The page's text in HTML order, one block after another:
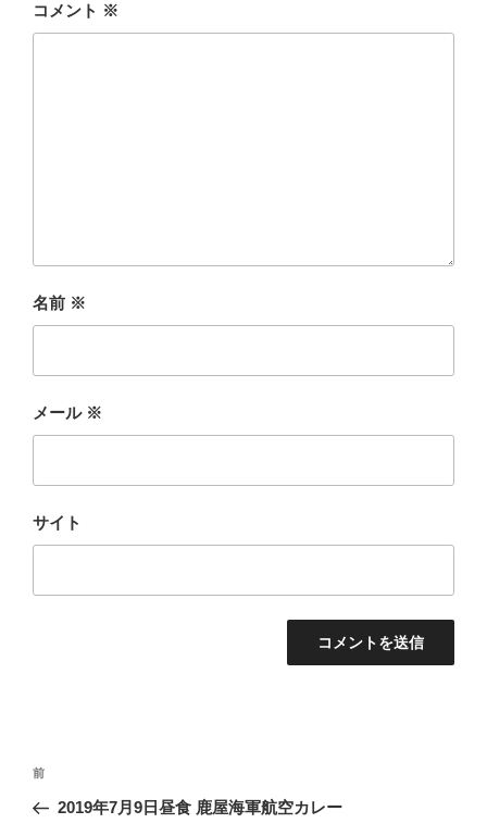
コメント ※
名前 ※
メール ※
サイト
投
ナ
過
去
前
2019年7月9日昼食 鹿屋海軍航空カレー